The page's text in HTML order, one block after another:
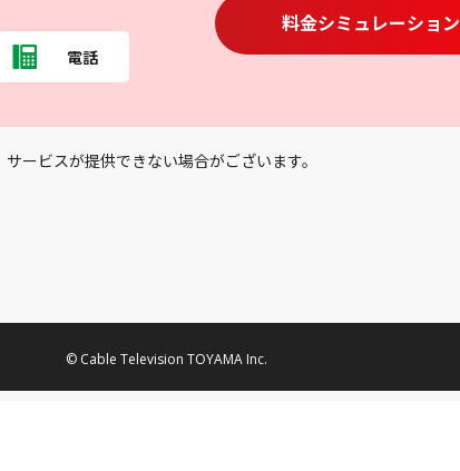
電話
料金シミュレーション
ービスが提供できない場合がございます。
© Cable Television TOYAMA Inc.